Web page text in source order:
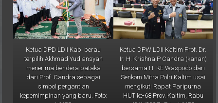
Ketua DPD LDII Kab. berau
terpilih Akhmad Yudiansyah
menerima bendera pataka
dari Prof. Candra sebagai
simbol pergantian
kepemimpinan yang baru. Foto:
LINES
Ketua DPW LDII Kaltim Prof. Dr.
Ir. H. Krishna P Candra (kanan)
bersama H. KE Waspodo dari
Senkom Mitra Polri Kaltim usai
mengikuti Rapat Paripurna
HUT ke-68 Prov. Kaltim, Rabu
(8/1/2025). Foto: LINES